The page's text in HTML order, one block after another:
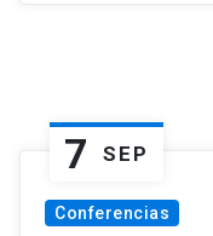
7 SEP
Conferencias